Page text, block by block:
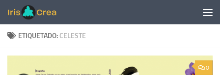
Saltar al contenido
ETIQUETADO: CELESTE
0